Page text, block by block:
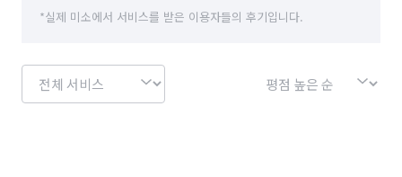
인천 연수구 인천 중구 전북 군산시
충북 충주시
*실제 미소에서 서비스를 받은 이용자들의 후기입니다.